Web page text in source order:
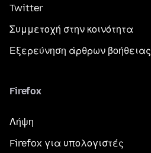
Twitter
Συμμετοχή στην κοινότητα
Εξερεύνηση άρθρων βοήθειας
Firefox
Λήψη
Firefox για υπολογιστές